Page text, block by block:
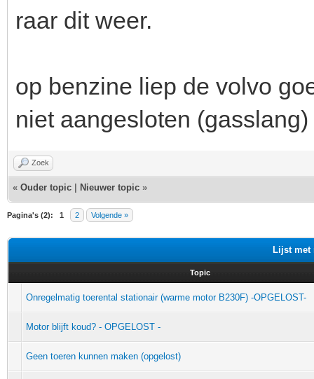
raar dit weer.
op benzine liep de volvo
niet aangesloten (gasslang)
Zoek
« Ouder topic Nieuwer topic »
Pagina's (2): 1 2 Volgende »
Lijst met
Topic
Onregelmatig toerental stationair (warme motor B230F) -OPGELOST-
Motor blijft koud? - OPGELOST -
Geen toeren kunnen maken (opgelost)